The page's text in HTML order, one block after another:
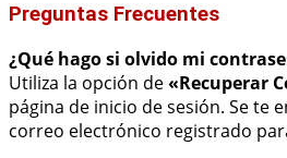
Preguntas Frecuentes
¿Qué hago si olvido mi
Utiliza la opción de«Recuperar
página de inicio de sesión. Se te
correo electrónico registrado